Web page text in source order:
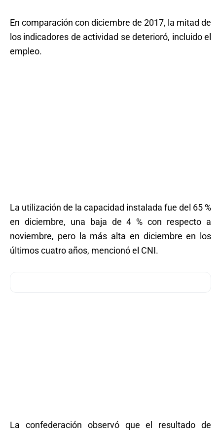
En comparación con diciembre de 2017, la mitad de
los indicadores de actividad se deterioró, incluido el
empleo.
La utilización de la capacidad instalada fue del 65 %
en diciembre, una baja de 4 % con respecto a
noviembre, pero la más alta en diciembre en los
últimos cuatro años, mencionó el CNI.
La confederación observó que el resultado de